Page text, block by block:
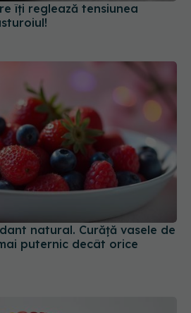
îți reglează tensiunea
natural. Curăță vasele de
puternic decât orice